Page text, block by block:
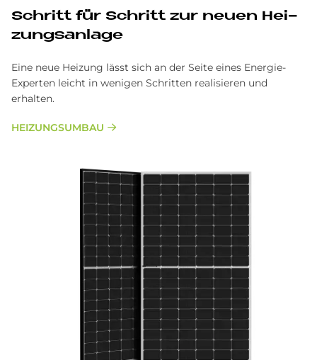
Schritt für Schritt zur neu­en Hei­
zungs­an­la­ge
Eine neue Heizung lässt sich an der Seite eines Energie-
Experten leicht in wenigen Schritten realisieren und
erhalten.
HEIZUNGSUMBAU